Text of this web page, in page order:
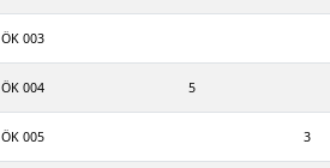
ÖK 003
ÖK 004 5
ÖK 005 3